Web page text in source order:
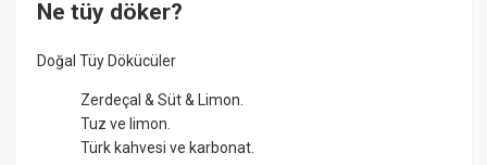
Ne tüy döker?
Doğal Tüy Dökücüler
Zerdeçal & Süt & Limon.
Tuz ve limon.
Türk kahvesi ve karbonat.